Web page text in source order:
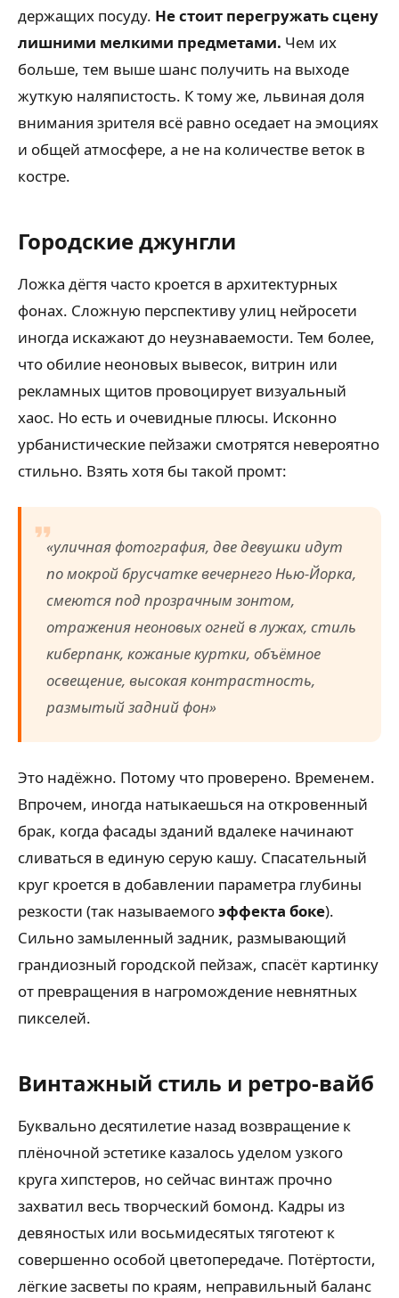
держащих посуду. Не стоит перегружать сцену
лишними мелкими предметами. Чем их
больше, тем выше шанс получить на выходе
жуткую наляпистость. К тому же, львиная доля
внимания зрителя всё равно оседает на эмоциях
и общей атмосфере, а не на количестве веток в
костре.
Городские джунгли
Ложка дёгтя часто кроется в архитектурных
фонах. Сложную перспективу улиц нейросети
иногда искажают до неузнаваемости. Тем более,
что обилие неоновых вывесок, витрин или
рекламных щитов провоцирует визуальный
хаос. Но есть и очевидные плюсы. Исконно
урбанистические пейзажи смотрятся невероятно
стильно. Взять хотя бы такой промт:
«уличная фотография, две девушки идут
по мокрой брусчатке вечернего Нью-Йорка,
смеются под прозрачным зонтом,
отражения неоновых огней в лужах, стиль
киберпанк, кожаные куртки, объёмное
освещение, высокая контрастность,
размытый задний фон»
Это надёжно. Потому что проверено. Временем.
Впрочем, иногда натыкаешься на откровенный
брак, когда фасады зданий вдалеке начинают
сливаться в единую серую кашу. Спасательный
круг кроется в добавлении параметра глубины
резкости (так называемогоэффекта боке).
Сильно замыленный задник, размывающий
грандиозный городской пейзаж, спасёт картинку
от превращения в нагромождение невнятных
пикселей.
Винтажный стиль и ретро-вайб
Буквально десятилетие назад возвращение к
плёночной эстетике казалось уделом узкого
круга хипстеров, но сейчас винтаж прочно
захватил весь творческий бомонд. Кадры из
девяностых или восьмидесятых тяготеют к
совершенно особой цветопередаче. Потёртости,
лёгкие засветы по краям, неправильный баланс